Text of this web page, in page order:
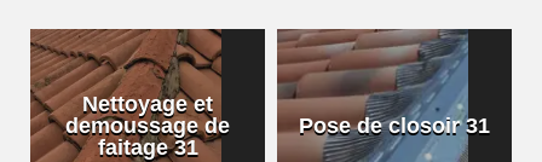
Nettoyage et
demoussage de
faitage 31
Pose de closoir 31